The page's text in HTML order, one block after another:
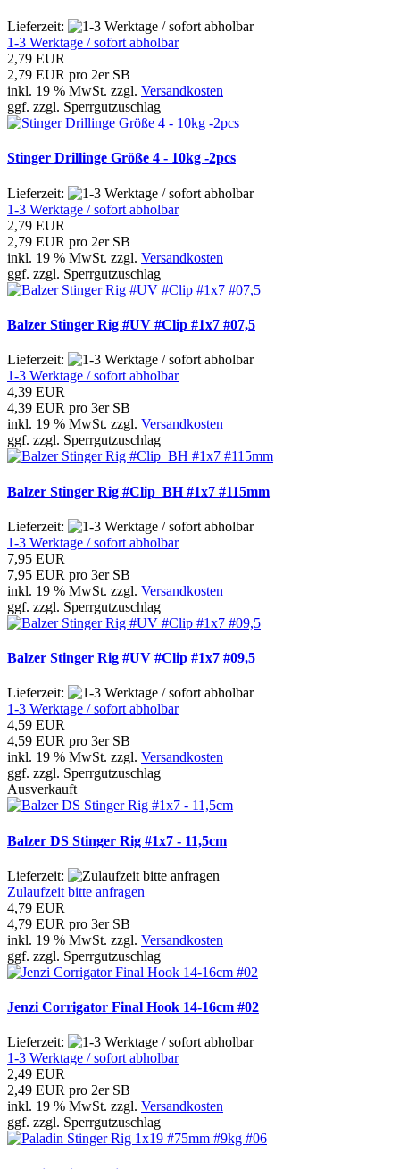
Lieferzeit:
1-3 Werktage / sofort abholbar
2,79 EUR
2,79 EUR pro 2er SB
inkl. 19 % MwSt. zzgl. Versandkosten
ggf. zzgl. Sperrgutzuschlag
Stinger Drillinge Größe 4 - 10kg -2pcs
Lieferzeit:
1-3 Werktage / sofort abholbar
2,79 EUR
2,79 EUR pro 2er SB
inkl. 19 % MwSt. zzgl. Versandkosten
ggf. zzgl. Sperrgutzuschlag
Balzer Stinger Rig #UV #Clip #1x7 #07,5
Lieferzeit:
1-3 Werktage / sofort abholbar
4,39 EUR
4,39 EUR pro 3er SB
inkl. 19 % MwSt. zzgl. Versandkosten
ggf. zzgl. Sperrgutzuschlag
Balzer Stinger Rig #Clip_BH #1x7 #115mm
Lieferzeit:
1-3 Werktage / sofort abholbar
7,95 EUR
7,95 EUR pro 3er SB
inkl. 19 % MwSt. zzgl. Versandkosten
ggf. zzgl. Sperrgutzuschlag
Balzer Stinger Rig #UV #Clip #1x7 #09,5
Lieferzeit:
1-3 Werktage / sofort abholbar
4,59 EUR
4,59 EUR pro 3er SB
inkl. 19 % MwSt. zzgl. Versandkosten
ggf. zzgl. Sperrgutzuschlag
Ausverkauft
Balzer DS Stinger Rig #1x7 - 11,5cm
Lieferzeit:
Zulaufzeit bitte anfragen
4,79 EUR
4,79 EUR pro 3er SB
inkl. 19 % MwSt. zzgl. Versandkosten
ggf. zzgl. Sperrgutzuschlag
Jenzi Corrigator Final Hook 14-16cm #02
Lieferzeit:
1-3 Werktage / sofort abholbar
2,49 EUR
2,49 EUR pro 2er SB
inkl. 19 % MwSt. zzgl. Versandkosten
ggf. zzgl. Sperrgutzuschlag